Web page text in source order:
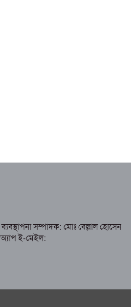
সম্পাদক: মোঃ বেল্লাল হোসেন
ই-মেইল: